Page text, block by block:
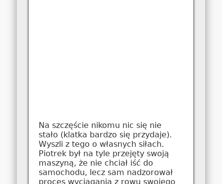
Na szczęście nikomu nic się nie
stało (klatka bardzo się przydaje).
Wyszli z tego o własnych siłach.
Piotrek był na tyle przejęty swoją
maszyną, że nie chciał iść do
samochodu, lecz sam nadzorował
proces wyciągania z rowu swojego